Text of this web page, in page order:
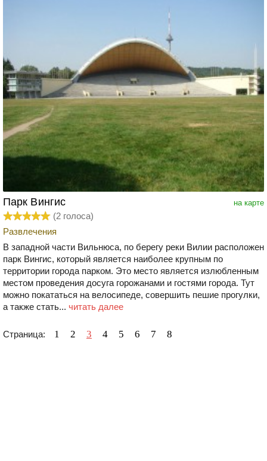
на карте
Парк Вингис
(2 голоса)
Развлечения
В западной части Вильнюса, по берегу реки Вилии расположен
парк Вингис, который является наиболее крупным по
территории города парком. Это место является излюбленным
местом проведения досуга горожанами и гостями города. Тут
можно покататься на велосипеде, совершить пешие прогулки,
а также стать... читать далее
Страница: 1 2 3 4 5 6 7 8